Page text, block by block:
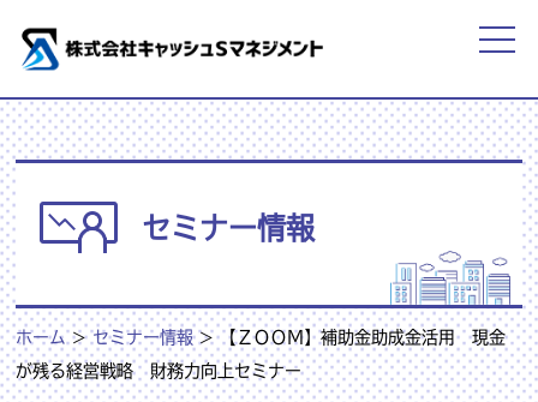
セミナー情報
ホーム>セミナー情報>【ＺＯＯＭ】補助金助成金活用 現金
が残る経営戦略 財務力向上セミナー